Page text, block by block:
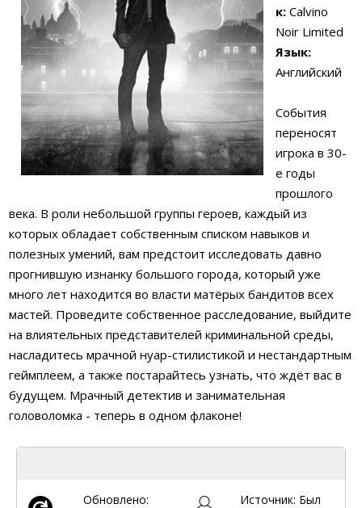
к: Calvino
Noir Limited
Язык:
Английский
События
переносят
игрока в 30-
е годы
прошлого
века. В роли небольшой группы героев, каждый из
которых обладает собственным списком навыков и
полезных умений, вам предстоит исследовать давно
прогнившую изнанку большого города, который уже
много лет находится во власти матёрых бандитов всех
мастей. Проведите собственное расследование, выйдите
на влиятельных представителей криминальной среды,
насладитесь мрачной нуар-стилистикой и нестандартным
геймплеем, а также постарайтесь узнать, что ждёт вас в
будущем. Мрачный детектив и занимательная
головоломка - теперь в одном флаконе!
Обновлено:
Источник: Был